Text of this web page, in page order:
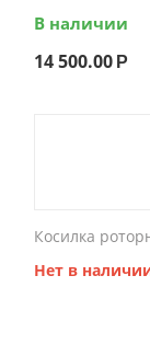
В наличии
14 500.00 Р
Косилка
Нет в